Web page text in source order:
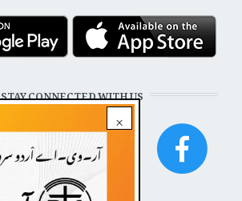
×
STAY CONNECTED WITH US!